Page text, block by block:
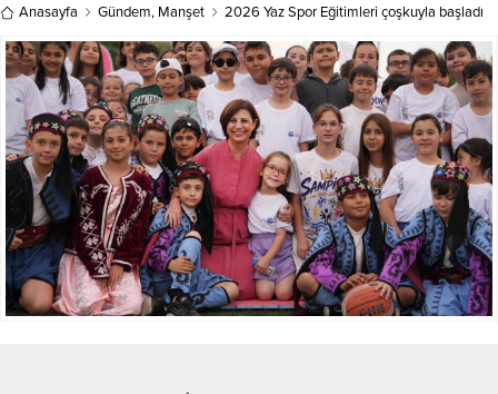
Anasayfa Gündem, Manşet 2026 Yaz Spor Eğitimleri çoşkuyla başladı